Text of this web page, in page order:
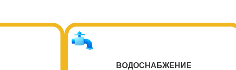
ВОДОСНАБЖЕНИЕ